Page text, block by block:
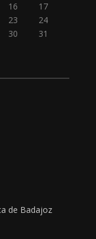
16
17
23
24
30
31
de Badajoz